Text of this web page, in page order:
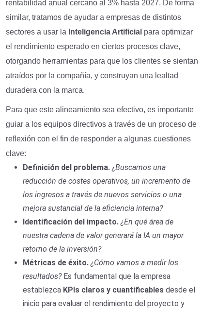
rentabilidad anual cercano al 3% hasta 2027. De forma
similar, tratamos de ayudar a empresas de distintos
sectores a usar la Inteligencia Artificial para optimizar
el rendimiento esperado en ciertos procesos clave,
otorgando herramientas para que los clientes se sientan
atraídos por la compañía, y construyan una lealtad
duradera con la marca.
Para que este alineamiento sea efectivo, es importante
guiar a los equipos directivos a través de un proceso de
reflexión con el fin de responder a algunas cuestiones
clave:
Definición del problema. ¿Buscamos una
reducción de costes operativos, un incremento de
los ingresos a través de nuevos servicios o una
mejora sustancial de la eficiencia interna?
Identificación del impacto. ¿En qué área de
nuestra cadena de valor generará la IA un mayor
retorno de la inversión?
Métricas de éxito. ¿Cómo vamos a medir los
resultados?Es fundamental que la empresa
establezca KPIs claros y cuantificables desde el
inicio para evaluar el rendimiento del proyecto y